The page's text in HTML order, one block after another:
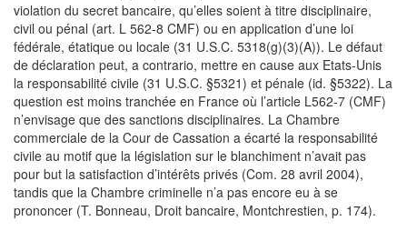
violation du secret bancaire, qu’elles soient à titre disciplinaire,
civil ou pénal (art. L 562-8 CMF) ou en application d’une loi
fédérale, étatique ou locale (31 U.S.C. 5318(g)(3)(A)). Le défaut
de déclaration peut, a contrario, mettre en cause aux Etats-Unis
la responsabilité civile (31 U.S.C. §5321) et pénale (id. §5322). La
question est moins tranchée en France où l’article L562-7 (CMF)
n’envisage que des sanctions disciplinaires. La Chambre
commerciale de la Cour de Cassation a écarté la responsabilité
civile au motif que la législation sur le blanchiment n’avait pas
pour but la satisfaction d’intérêts privés (Com. 28 avril 2004),
tandis que la Chambre criminelle n’a pas encore eu à se
prononcer (T. Bonneau, Droit bancaire, Montchrestien, p. 174).